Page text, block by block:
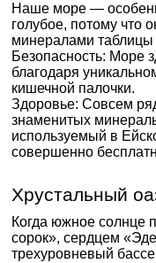
Наше море —
голубое, потому что
минералами
Безопасность: Море
благодаря
кишечной палочки.
Здоровье: Совсем
знаменитых
используемый в
совершенно
Хрустальный
Когда южное солнце
сорок», сердцем
трехуровневый